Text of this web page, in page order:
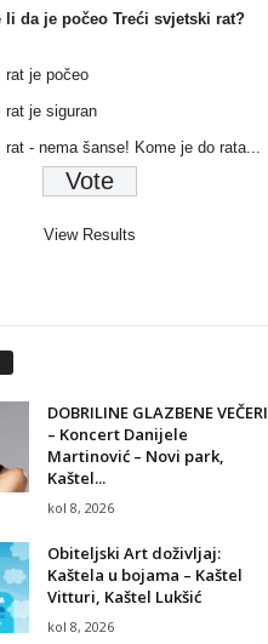
li da je počeo Treći svjetski rat?
je počeo
je siguran
- nema šanse! Kome je do rata...
View Results
DOBRILINE GLAZBENE VEČERI
– Koncert Danijele
Martinović – Novi park,
Kaštel...
kol 8, 2026
Obiteljski Art doživljaj:
Kaštela u bojama – Kaštel
Vitturi, Kaštel Lukšić
kol 8, 2026